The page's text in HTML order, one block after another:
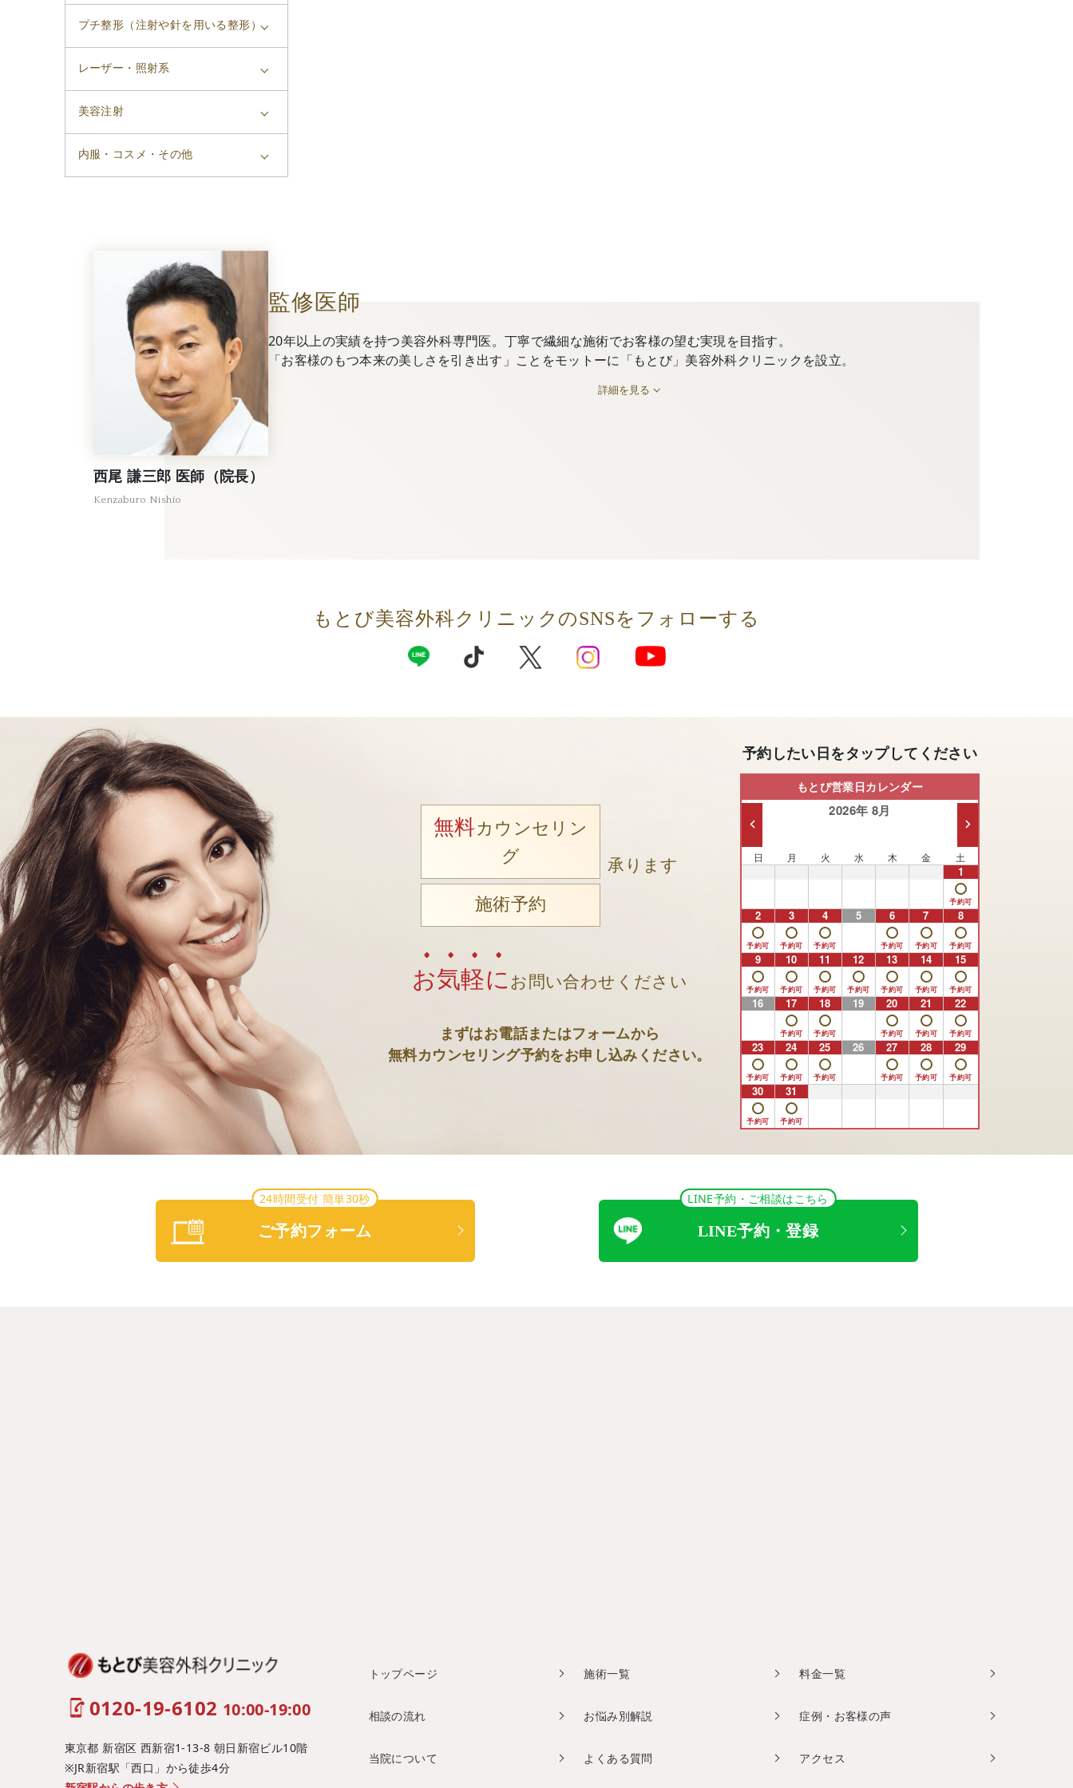
プチ整形（注射や針を用いる整形）
レーザー・照射系
美容注射
内服・コスメ・その他
監修医師
20年以上の実績を持つ美容外科専門医。丁寧で繊細な施術でお客様の望む実現を目指す。
「お客様のもつ本来の美しさを引き出す」ことをモットーに「もとび」美容外科クリニックを設立。
詳細を見る
西尾 謙三郎 医師（院長）
Kenzaburo Nishio
もとび美容外科クリニックのSNSをフォローする
無料カウンセリン
グ
施術予約
承ります
お気軽に お問い合わせください
まずはお電話またはフォームから
無料カウンセリング予約をお申し込みください。
予約したい日をタップしてください
もとび営業日カレンダー
2026年 8月
日 月 火 水 木 金 土
1
2 3 4 5 6 7 8
9 10 11 12 13 14 15
16 17 18 19 20 21 22
23 24 25 26 27 28 29
30 31
24時間受付 簡単30秒
ご予約フォーム
LINE予約・ご相談はこちら
LINE予約・登録
0120-19-6102 10:00-19:00
東京都 新宿区 西新宿1-13-8 朝日新宿ビル10階
※JR新宿駅「西口」から徒歩4分
トップページ 施術一覧 料金一覧
相談の流れ お悩み別解説 症例・お客様の声
当院について よくある質問 アクセス